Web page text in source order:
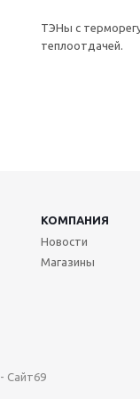
ТЭНы с
теплоотдачей.
КОМПАНИЯ
Новости
Магазины
- Сайт69